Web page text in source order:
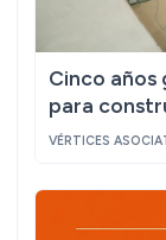
Cinco
para
VÉRTICES